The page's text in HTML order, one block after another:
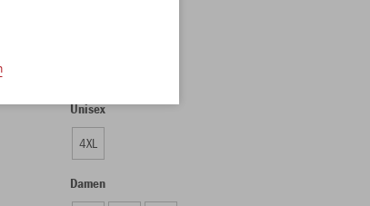
Unisex
4XL
Damen